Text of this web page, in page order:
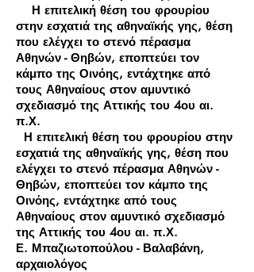
Η επιτελική θέση του φρουρίου
στην εσχατιά της αθηναϊκής γης, θέση
που ελέγχει το στενό πέρασμα
Αθηνών - Θηβών, εποπτεύει τον
κάμπο της Οινόης, εντάχτηκε από
τους Αθηναίους στον αμυντικό
σχεδιασμό της Αττικής του 4ου αι.
π.Χ.
Η επιτελική θέση του φρουρίου στην
εσχατιά της αθηναϊκής γης, θέση που
ελέγχει το στενό πέρασμα Αθηνών -
Θηβών, εποπτεύει τον κάμπο της
Οινόης, εντάχτηκε από τους
Αθηναίους στον αμυντικό σχεδιασμό
της Αττικής του 4ου αι. π.Χ.
Ε. Μπαζιωτοπούλου - Βαλαβάνη,
αρχαιολόγος